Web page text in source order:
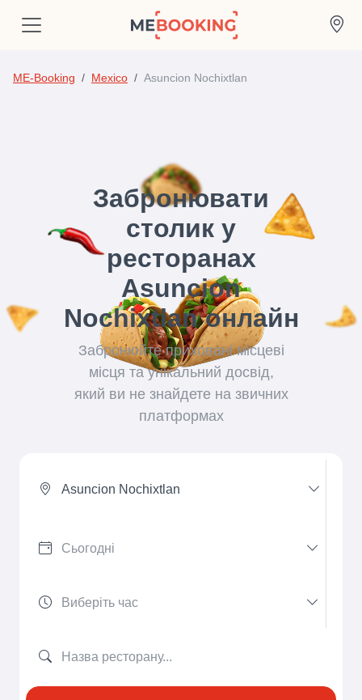
ME-Booking Mexico Asuncion Nochixtlan
Забронювати
столик у
ресторанах
Asuncion
Nochixtlan онлайн
Забронюйте приховані місцеві
місця та унікальний досвід,
який ви не знайдете на звичних
платформах
Asuncion Nochixtlan